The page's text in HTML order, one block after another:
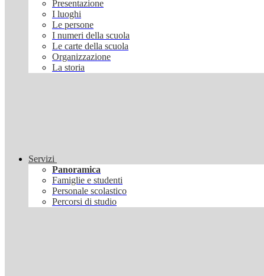
Presentazione
I luoghi
Le persone
I numeri della scuola
Le carte della scuola
Organizzazione
La storia
Servizi
Panoramica
Famiglie e studenti
Personale scolastico
Percorsi di studio